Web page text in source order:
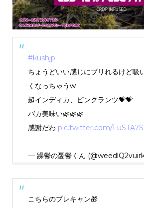
#kushjp
ちょうどいい感じにブリれるけど吸
くなっちゃうw
超インディカ、ピンクランツ💝💝
バカ美味い🌿🌿🌿
感謝だわ pic.twitter.com/
— 躁鬱の憂鬱くん
こちらのプレキャン🎁